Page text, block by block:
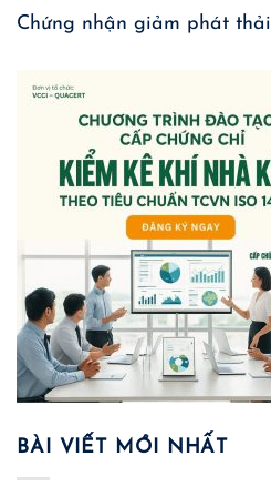
Chứng nhận giảm phát thải
BÀI VIẾT MỚI NHẤT